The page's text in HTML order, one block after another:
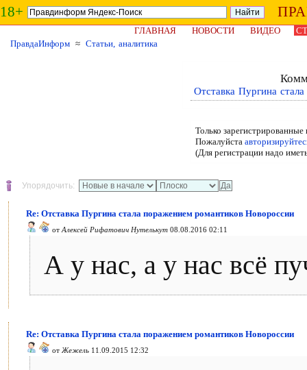
18+
ГЛАВНАЯ НОВОСТИ ВИДЕО
ПравдаИнформ ≈ Статьи, аналитика
Отставка Пургина
Только зарегистрированные
Пожалуйста
(Для регистрации надо
Упорядочить:
Re: Отставка Пургина стала поражением романтиков Новороссии
от Алексей Рифатович Нутелькут 08.08.2016 02:11
А у нас, а у нас всё
Re: Отставка Пургина стала поражением романтиков Новороссии
от Жежель 11.09.2015 12:32